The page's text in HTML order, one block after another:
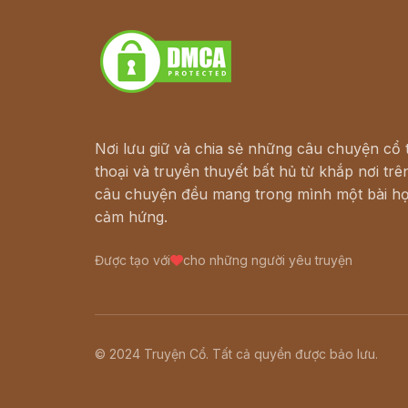
Nơi lưu giữ và chia sẻ những câu chuyện cổ
thoại và truyền thuyết bất hủ từ khắp nơi
câu chuyện đều mang trong mình một bài
cảm hứng.
Được tạo với cho những người yêu truyện
© 2024 Truyện Cổ. Tất cả quyền được bảo lưu.